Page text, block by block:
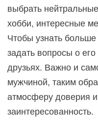
выбрать
хобби, интересные
Чтобы узнать
задать вопросы о
друзьях. Важно и
мужчиной, таким
атмосферу доверия
заинтересованность.